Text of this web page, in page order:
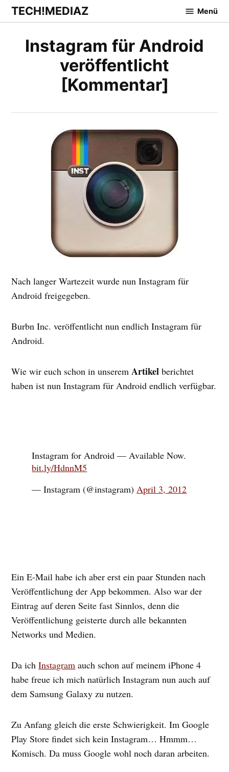
Zum
Inhalt
TECH!MEDIAZ Menü
Instagram für Android
veröffentlicht
[Kommentar]
Nach langer Wartezeit wurde nun Instagram für
Android freigegeben.
Burbn Inc. veröffentlicht nun endlich Instagram für
Android.
Wie wir euch schon in unseremArtikel berichtet
haben ist nun Instagram für Android endlich verfügbar.
Instagram for Android — Available Now.
bit.ly/HdnnM5
— Instagram (@instagram)April 3, 2012
Ein E-Mail habe ich aber erst ein paar Stunden nach
Veröffentlichung der App bekommen. Also war der
Eintrag auf deren Seite fast Sinnlos, denn die
Veröffentlichung geisterte durch alle bekannten
Networks und Medien.
Da ichInstagram auch schon auf meinem iPhone 4
habe freue ich mich natürlich Instagram nun auch auf
dem Samsung Galaxy zu nutzen.
Zu Anfang gleich die erste Schwierigkeit. Im Google
Play Store findet sich kein Instagram… Hmmm…
Komisch. Da muss Google wohl noch daran arbeiten.